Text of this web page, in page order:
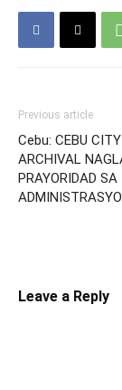
Previous article
Cebu: CEBU
ARCHIVAL
PRAYORIDAD SA
Leave a Reply